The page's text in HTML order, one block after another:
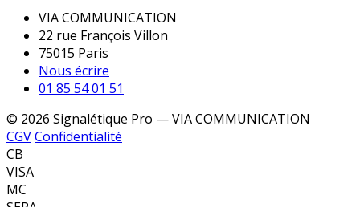
VIA COMMUNICATION
22 rue François Villon
75015 Paris
Nous écrire
01 85 54 01 51
© 2026 Signalétique Pro — VIA COMMUNICATION
CGVConfidentialité
CB
VISA
MC